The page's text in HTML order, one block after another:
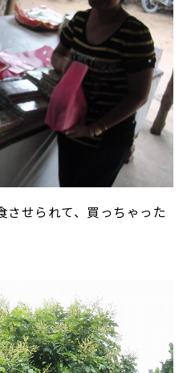
させられて、買っちゃった